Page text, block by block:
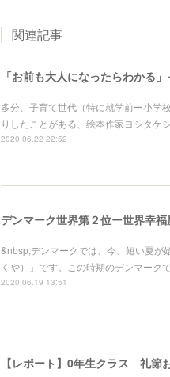
関連記事
「お前も大人になったらわかる」
多分、子育て世代（特に就学前ー小学
りしたことがある、絵本作家ヨシタケ
2020.06.22 22:52
デンマーク世界第２位ー世界幸
&nbsp;デンマークでは、今、短い夏が
くや）」です。この時期のデンマーク
2020.06.19 13:51
【レポート】0年生クラス 礼節